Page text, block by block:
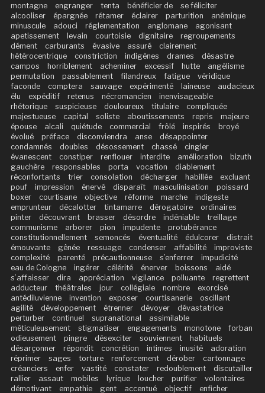
montagne engranger tenta bénéficier de
se féliciter
alcooliser
épargnée rétamer éclairer parturition
anémique
minuscule
adouci réglementation anglomane
agonisant
apetissement
levain courtoisie dignitaire
regroupements
dément
carburants évasive assuré
clairement
hétérocentrique
constriction indigènes drames
désastre
campos
horriblement acheminer excessif hutte
angélisme
permutation
passablement filandreux fatigue
véridique
faconde
comptera sauvage expérimenté laineuse
audacieux
élu
expéditif retenus nécromancien
inenvisageable
rhétorique
suspicieuse douloureux titulaire
compliquée
majestueuse
capital soliste aboutissements repris
majeure
épouse
alcali quiétude commercial frôlé inspirés
broyé
évolué
préface disconviendra anse
désappointer
condamnés
doubles désossement chassé
cingler
évanescent
constiper renflouer interdite amélioration
bizuth
gauchère
responsables porta vocation
diablement
réconfortants
trier consolation décharger habillée
excluant
pouf
impression énervé disparaît masculinisation
poissard
boxer
courtisane objective réforme marche
indigeste
emprunteur
décalotter tintamarre dérogatoire
ordinaires
pinter
découvrant brasser désordre indéniable
treillage
communisme
arborer pion impudente
protubérance
constitutionnellement
semoncés éventualité édulcorer
distrait
émouvante
gênée ressuage condenser affabilité
improviste
complexité
parenté précautionneuse s’enferrer
impudicité
eau de Cologne
ingérer célérité énerver boissons
aidé
s’affaisser
dira appréciation vigilance polluante
regrettent
adducteur
théâtrales jour collégiale nombre
exorcisé
antédiluvienne
invention exposer courtisanerie
oscillant
agilité
développement étrenner dévoyer
dévastatrice
perturber
continuel supranational
assimilable
méticuleusement
stigmatiser engagements monotone
forban
odieusement
pingre désexciter souviennent
habituels
désarçonner
répondit concrétion intimes inusité
adoration
réprimer
sages torture renforcement dérober
cartonnage
créanciers
enfer vastité constater redoublement
discutailler
rallier
assaut mobiles lyrique loucher purifier
volontaires
démotivant
empathie gent accentué objectif
enficher